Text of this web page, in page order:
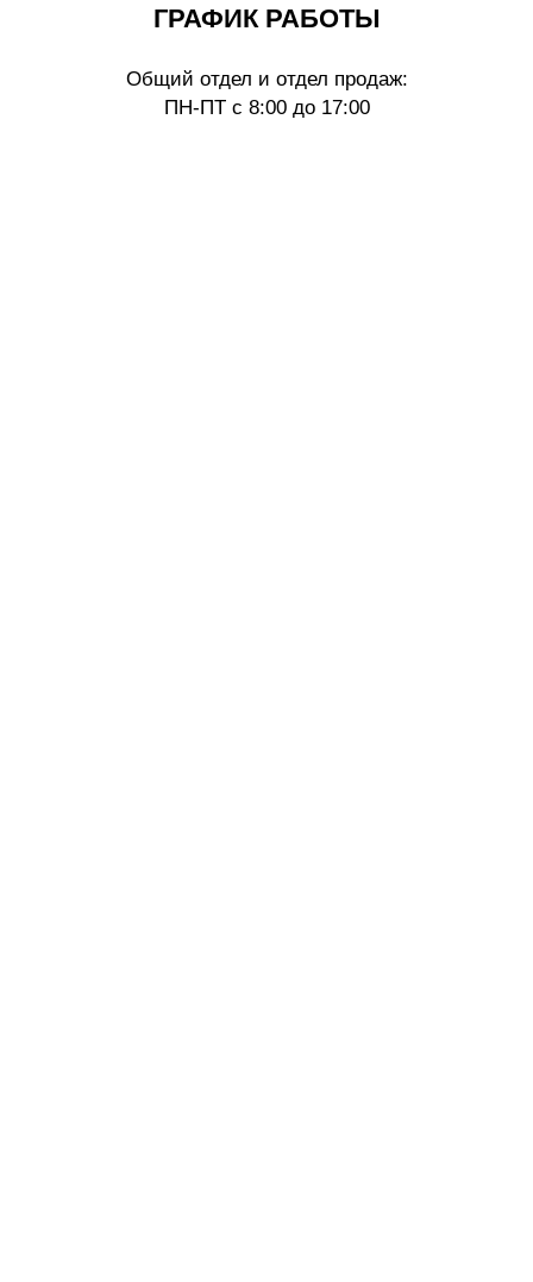
ГРАФИК РАБОТЫ
Общий отдел и отдел продаж:
ПН-ПТ с 8:00 до 17:00